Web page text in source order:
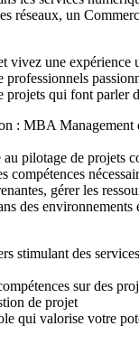
réseaux, un
vivez une expérience
professionnels
projets qui font parler
: MBA Management
pilotage de projets
compétences
gérer les
des environnements
stimulant des
sur des
de projet
qui valorise votre